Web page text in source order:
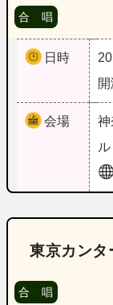
合 唱
日時
会場 神
ル
東京カンタ
合 唱